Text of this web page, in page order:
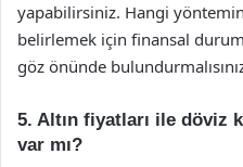
yapabilirsiniz. Hangi
belirlemek için finansal
göz önünde
5. Altın fiyatları ile döviz
var mı?